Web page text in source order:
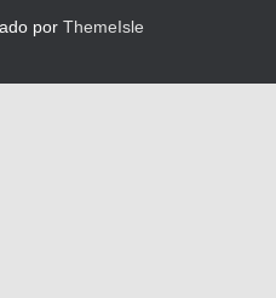
por ThemeIsle